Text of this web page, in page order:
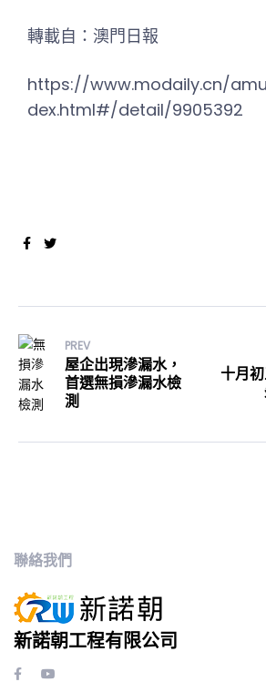
轉載自：澳門日報
https://www.modaily.cn/
dex.html#/detail/9905392
Facebook
Twitter
PREV
屋企出現滲漏水，
首選無損滲漏水檢
測
十月
聯絡我們
新諾朝工程有限公司